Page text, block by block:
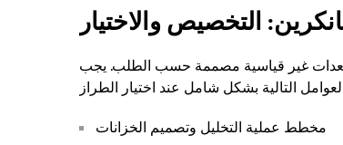
التخصيص والاختيار
معدات غير قياسية مصممة حسب الطلب. يجب
مخطط عملية التخليل وتصميم الخزانات